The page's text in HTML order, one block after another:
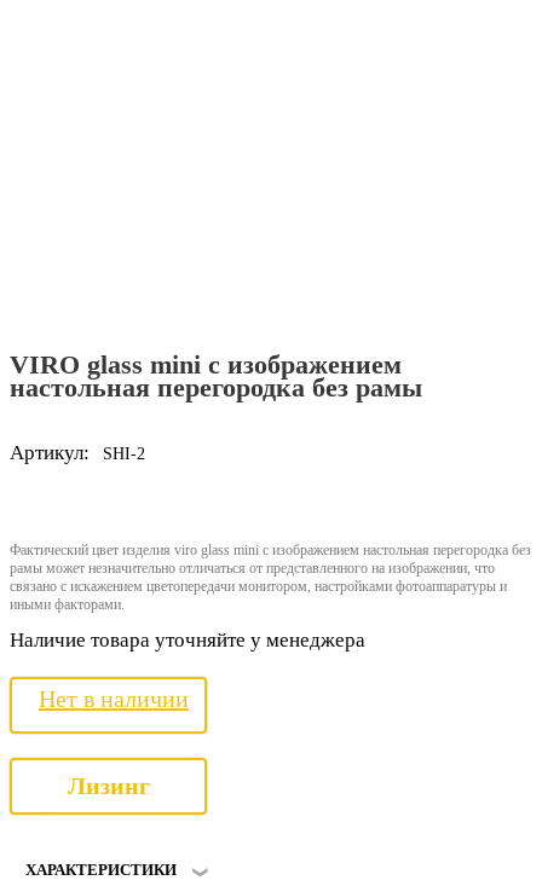
VIRO glass mini с изображением
настольная перегородка без рамы
Артикул: SHI-2
Фактический цвет изделия viro glass mini с изображением настольная перегородка без
рамы может незначительно отличаться от представленного на изображении, что
связано с искажением цветопередачи монитором, настройками фотоаппаратуры и
иными факторами.
Наличие товара уточняйте у менеджера
Нет в наличии
Лизинг
ХАРАКТЕРИСТИКИ